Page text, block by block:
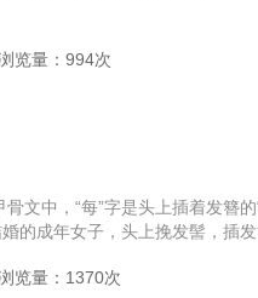
览量：994次
文中，“每”字是头上插着发簪
婚的成年女子，头上挽发髻，插
览量： 1370次